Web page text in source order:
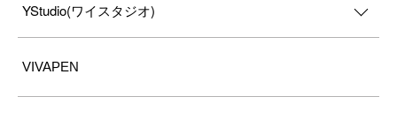
YStudio(ワイスタジオ)
VIVAPEN